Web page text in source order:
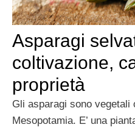
Asparagi
coltivazione,
proprietà
Gli asparagi sono vegetali
Mesopotamia. E’ una